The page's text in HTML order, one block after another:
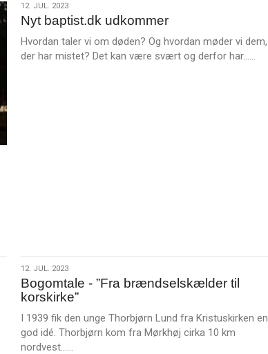
12.
jul.
2023
12. JUL. 2023
Nyt baptist.dk udkommer
Hvordan taler vi om døden? Og hvordan møder vi dem,
der har mistet? Det kan være svært og derfor har……
12.
jul.
2023
12. JUL. 2023
Bogomtale - ”Fra brændselskælder til
korskirke”
I 1939 fik den unge Thorbjørn Lund fra Kristuskirken en
god idé. Thorbjørn kom fra Mørkhøj cirka 10 km
nordvest……